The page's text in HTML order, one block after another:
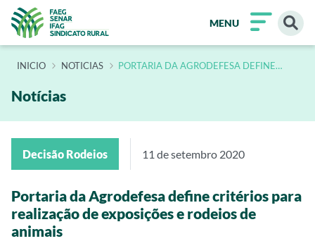
MENU
INÍCIO NOTICIAS PORTARIA DA AGRODEFESA DEFINE
Notícias
Decisão Rodeios 11 de setembro 2020
Portaria da Agrodefesa define critérios para
realização de exposições e rodeios de
animais